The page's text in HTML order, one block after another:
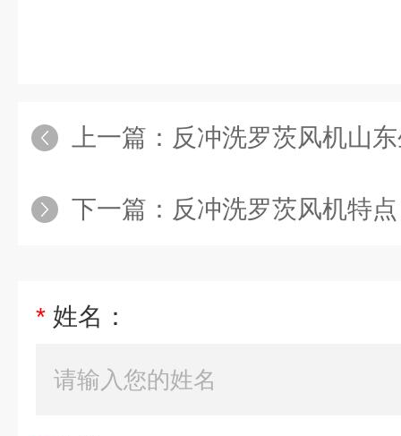
上一篇： 反冲洗罗茨风机山
下一篇： 反冲洗罗茨风机特点
* 姓名：